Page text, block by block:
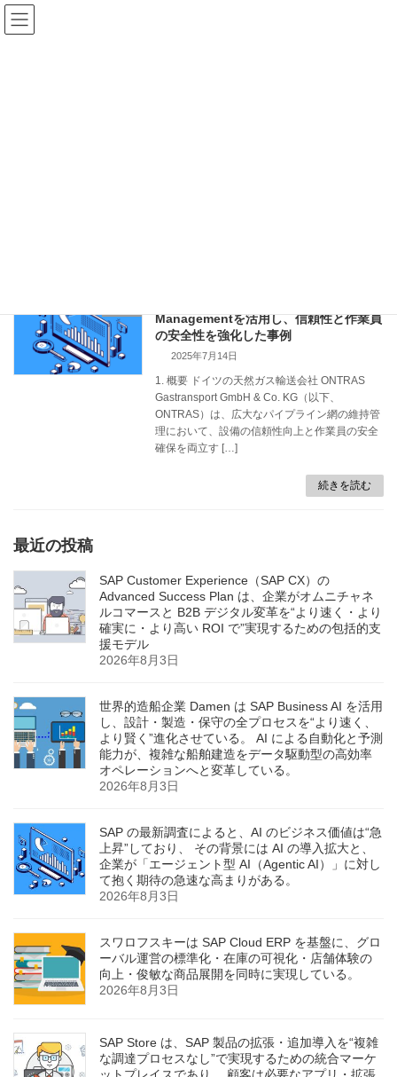
コ
ン
テ
ナ
ビ
ゲ
Managementを活用し、信頼性と作業員
の安全性を強化した事例
2025年7月14日
1. 概要 ドイツの天然ガス輸送会社 ONTRAS
Gastransport GmbH & Co. KG（以下、
ONTRAS）は、広大なパイプライン網の維持管
理において、設備の信頼性向上と作業員の安全
確保を両立す […]
続きを読む
最近の投稿
SAP Customer Experience（SAP CX）の
Advanced Success Plan は、企業がオムニチャネ
ルコマースと B2B デジタル変革を“より速く・より
確実に・より高い ROI で”実現するための包括的支
援モデル
2026年8月3日
世界的造船企業 Damen は SAP Business AI を活用
し、設計・製造・保守の全プロセスを“より速く、
より賢く”進化させている。 AI による自動化と予測
能力が、複雑な船舶建造をデータ駆動型の高効率
オペレーションへと変革している。
2026年8月3日
SAP の最新調査によると、AI のビジネス価値は“急
上昇”しており、 その背景には AI の導入拡大と、
企業が「エージェント型 AI（Agentic AI）」に対し
て抱く期待の急速な高まりがある。
2026年8月3日
スワロフスキーは SAP Cloud ERP を基盤に、グロ
ーバル運営の標準化・在庫の可視化・店舗体験の
向上・俊敏な商品展開を同時に実現している。
2026年8月3日
SAP Store は、SAP 製品の拡張・追加導入を“複雑
な調達プロセスなし”で実現するための統合マーケ
ットプレイスであり、 顧客は必要なアプリ・拡張